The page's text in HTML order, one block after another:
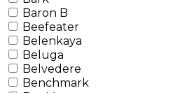
Baron B
Beefeater
Belenkaya
Beluga
Belvedere
Benchmark